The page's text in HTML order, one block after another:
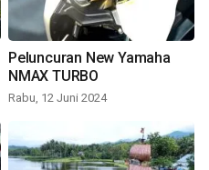
Peluncuran New Yamaha
NMAX TURBO
Rabu, 12 Juni 2024